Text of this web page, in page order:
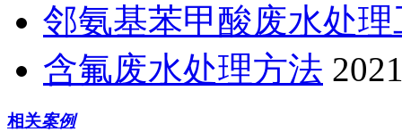
邻氨基苯甲酸废水处理
含氟废水处理方法
相关案例